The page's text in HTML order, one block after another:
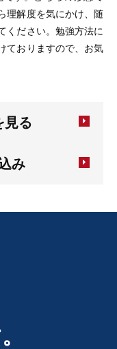
理解度を気にかけ、随
ください。勉強方法に
ておりますので、お気
見る
み